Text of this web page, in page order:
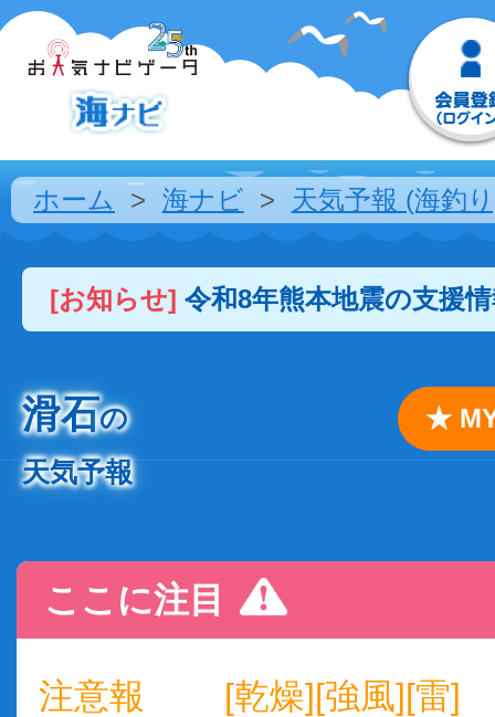
ホーム 海ナビ 天気予報 (海釣
[お知らせ] 令和8年熊本地震の支援
滑石の
天気予報
★
ここに注目
注意報 [乾燥][強風][雷]